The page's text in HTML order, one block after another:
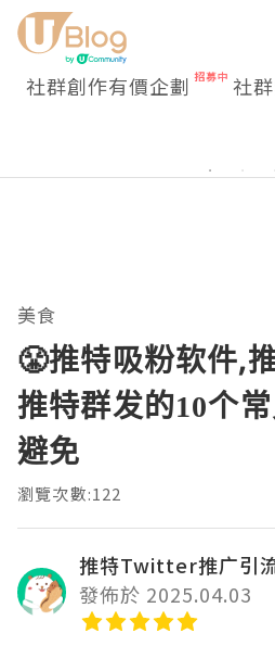
社群創作有價企劃 社
美食
😤推特吸粉软件,
推特群发的10个
避免
瀏覽次數:122
推特Twitter推广引
發佈於 2025.04.03